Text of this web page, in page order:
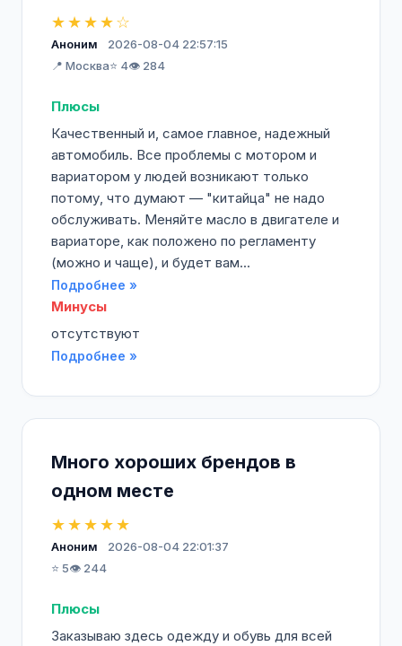
★★★★☆
Аноним
2026-08-04 22:57:15
📍 Москва⭐ 4👁️ 284
Плюсы
Качественный и, самое главное, надежный
автомобиль. Все проблемы с мотором и
вариатором у людей возникают только
потому, что думают — "китайца" не надо
обслуживать. Меняйте масло в двигателе и
вариаторе, как положено по регламенту
(можно и чаще), и будет вам...
Подробнее »
Минусы
отсутствуют
Подробнее »
Много хороших брендов в
одном месте
★★★★★
Аноним
2026-08-04 22:01:37
⭐ 5👁️ 244
Плюсы
Заказываю здесь одежду и обувь для всей